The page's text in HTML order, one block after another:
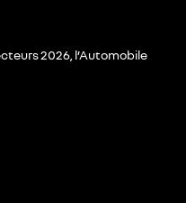
2026, l’Automobile